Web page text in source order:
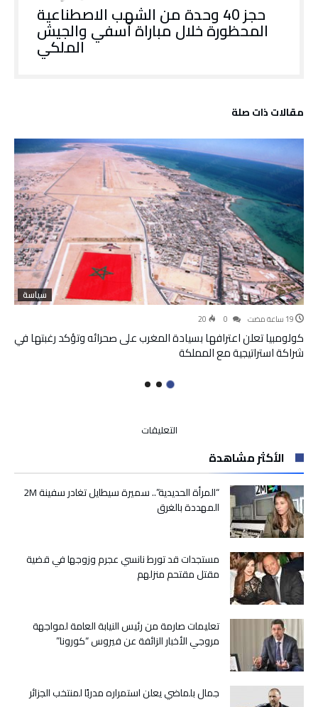
حجز 40 وحدة من الشهب الاصطناعية
المحظورة خلال مباراة آسفي والجيش
الملكي
‫مقالات ذات صلة‬
سياسة
20
كولومبيا تعلن اعترافها بسيادة المغرب على صحرائه وتؤكد رغبتها في
شراكة استراتيجية مع المملكة
التعليقات
حالة
إصابة
بفيروس
الأكثر مشاهدة
“المرأة الحديدية”.. سميرة سيطايل تغادر سفينة 2M
المهددة بالغرق
مستجدات قد تورط نانسي عجرم وزوجها في قضية
مقتل مقتحم منزلهم
تعليمات صارمة من رئيس النيابة العامة لمواجهة
مروجي الأخبار الزائفة عن فيروس “كورونا”
جمال بلماضي يعلن استمراره مدربًا لمنتخب الجزائر